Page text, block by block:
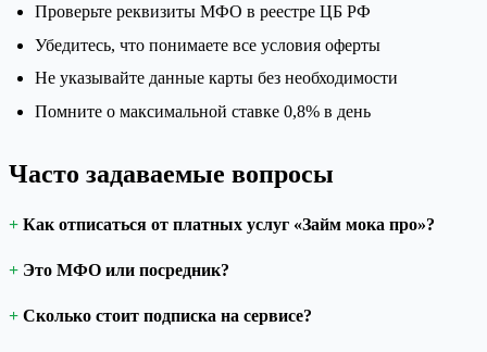
Проверьте реквизиты МФО в реестре ЦБ РФ
Убедитесь, что понимаете все условия оферты
Не указывайте данные карты без необходимости
Помните о максимальной ставке 0,8% в день
Часто задаваемые вопросы
Как отписаться от платных услуг «Займ мока про»?
Это МФО или посредник?
Сколько стоит подписка на сервисе?